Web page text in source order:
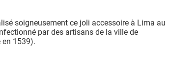
soigneusement ce joli accessoire à Lima au
par des artisans de la ville de
en 1539).